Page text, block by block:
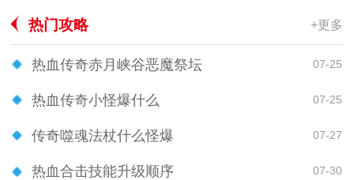
热门攻略 +更多
热血传奇赤月峡谷恶魔祭坛 07-25
热血传奇小怪爆什么 07-25
传奇噬魂法杖什么怪爆 07-27
热血合击技能升级顺序 07-30